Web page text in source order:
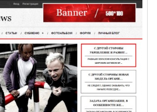
Смотреть шаблон